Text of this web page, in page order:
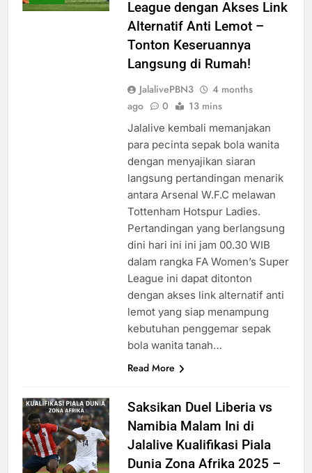
League dengan Akses Link
Alternatif Anti Lemot –
Tonton Keseruannya
Langsung di Rumah!
JalalivePBN3
4 months
ago
0 13 mins
Jalalive kembali memanjakan
para pecinta sepak bola wanita
dengan menyajikan siaran
langsung pertandingan menarik
antara Arsenal W.F.C melawan
Tottenham Hotspur Ladies.
Pertandingan yang berlangsung
dini hari ini ini jam 00.30 WIB
dalam rangka FA Women’s Super
League ini dapat ditonton
dengan akses link alternatif anti
lemot yang siap menampung
kebutuhan penggemar sepak
bola wanita tanah…
Read More
Saksikan Duel Liberia vs
Namibia Malam Ini di
Jalalive Kualifikasi Piala
Dunia Zona Afrika 2025 –